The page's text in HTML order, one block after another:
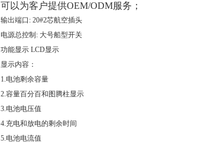
可以为客户提供OEM/ODM服务；
输出端口: 20#2芯航空插头
电源总控制: 大号船型开关
功能显示 LCD显示
显示内容：
1.电池剩余容量
2.容量百分百和图腾柱显示
3.电池电压值
4.充电和放电的剩余时间
5.电池电流值